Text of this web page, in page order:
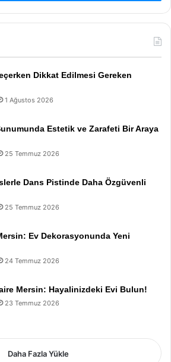
Dikkat Edilmesi Gereken
1 Ağustos 2026
Estetik ve Zarafeti Bir Araya
25 Temmuz 2026
Dans Pistinde Daha Özgüvenli
25 Temmuz 2026
Ev Dekorasyonunda Yeni
24 Temmuz 2026
Mersin: Hayalinizdeki Evi Bulun!
23 Temmuz 2026
Daha Fazla Yükle